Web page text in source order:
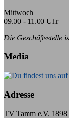
Mittwoch
09.00 - 11.00 Uhr
Die Geschäftsstelle
Media
Adresse
TV Tamm e.V. 1898